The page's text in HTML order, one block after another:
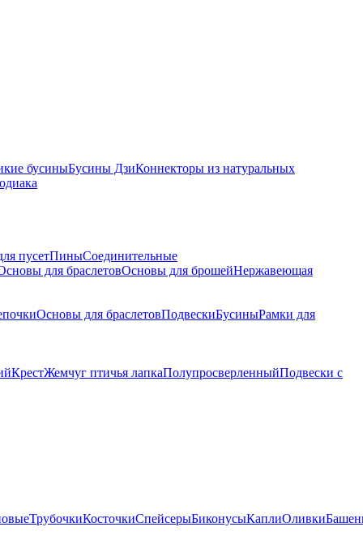
бусиныБусины ДзиКоннекторы из натуральных
пусетПиныСоединительные
для браслетовОсновы для брошейНержавеющая
Основы для браслетовПодвескиБусиныРамки для
КрестЖемчуг птичья лапкаПолупросверленныйПодвески с
ТрубочкиКосточкиСпейсерыБиконусыКаплиОливки